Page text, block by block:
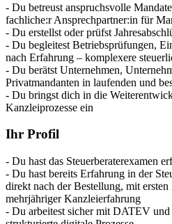
- Du betreust anspruchsvolle
fachliche:r Ansprechpartner:in für
- Du erstellst oder prüfst
- Du begleitest Betriebsprüfungen,
nach Erfahrung – komplexere
- Du berätst Unternehmen,
Privatmandanten in laufenden und
- Du bringst dich in die
Kanzleiprozesse ein
Ihr Profil
- Du hast das Steuerberaterexamen
- Du hast bereits Erfahrung in der
direkt nach der Bestellung, mit
mehrjähriger Kanzleierfahrung
- Du arbeitest sicher mit DATEV